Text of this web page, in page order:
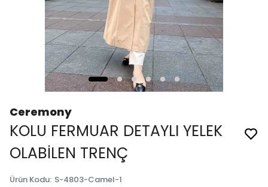
Ceremony
KOLU FERMUAR DETAYLI YELEK
OLABİLEN TRENÇ
Ürün Kodu: S-4803-Camel-1